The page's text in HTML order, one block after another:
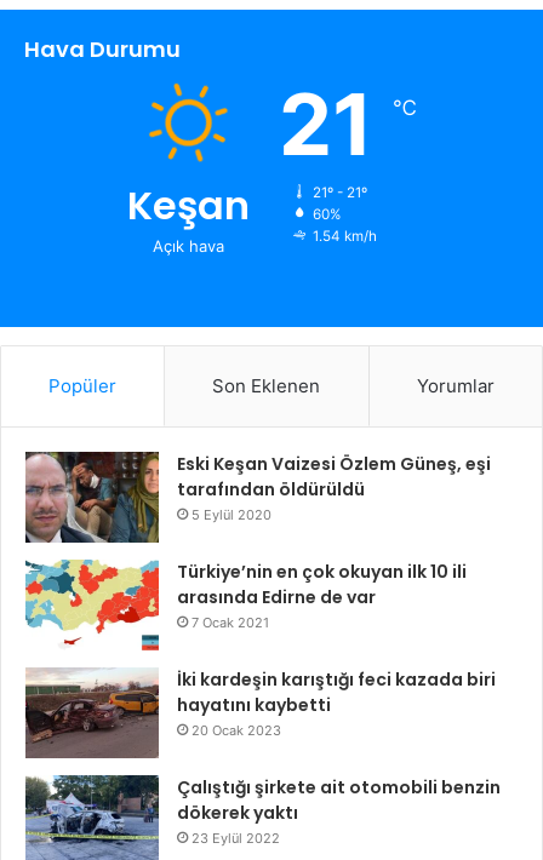
Hava Durumu
Keşan
Açık hava
21 ℃
21º - 21º
60%
1.54 km/h
Popüler Son Eklenen Yorumlar
Eski Keşan Vaizesi Özlem Güneş, eşi
tarafından öldürüldü
5 Eylül 2020
Türkiye’nin en çok okuyan ilk 10 ili
arasında Edirne de var
7 Ocak 2021
İki kardeşin karıştığı feci kazada biri
hayatını kaybetti
20 Ocak 2023
Çalıştığı şirkete ait otomobili benzin
dökerek yaktı
23 Eylül 2022